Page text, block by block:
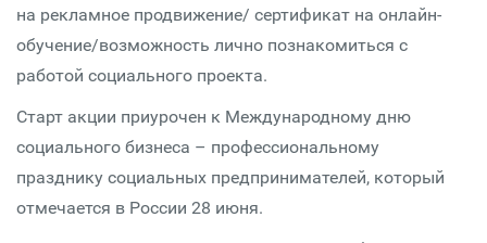
на рекламное продвижение/ сертификат на онлайн-
обучение/возможность лично познакомиться с
работой социального проекта.
Старт акции приурочен к Международному дню
социального бизнеса – профессиональному
празднику социальных предпринимателей, который
отмечается в России 28 июня.